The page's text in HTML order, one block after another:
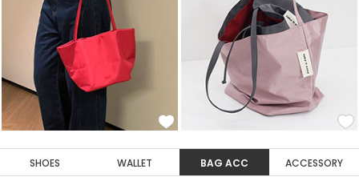
SHOES WALLET BAG ACC ACCESSORY